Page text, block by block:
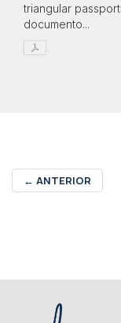
triangular
documento...
← ANTERIOR